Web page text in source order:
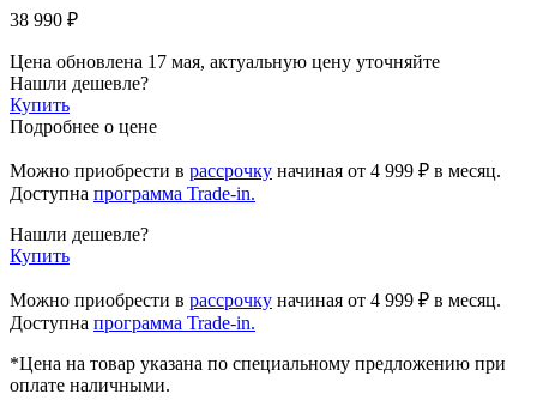
38 990 ₽
Цена обновлена 17 мая, актуальную цену уточняйте
Нашли дешевле?
Купить
Подробнее о цене
Можно приобрести в рассрочку начиная от 4 999 ₽ в месяц.
Доступна программа Trade-in.
Нашли дешевле?
Купить
Можно приобрести в рассрочку начиная от 4 999 ₽ в месяц.
Доступна программа Trade-in.
*Цена на товар указана по специальному предложению при
оплате наличными.